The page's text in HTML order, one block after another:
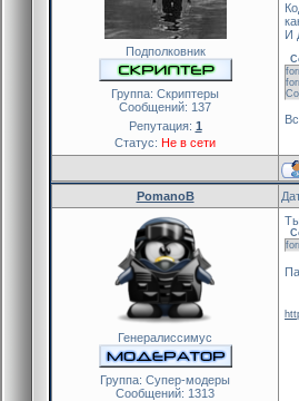
Подполковник
Группа: Скриптеры
Сообщений: 137
Репутация: 1
Статус: Не в сети
И
PomanoB
Генералиссимус
Группа: Cупер-модеры
Сообщений: 1313